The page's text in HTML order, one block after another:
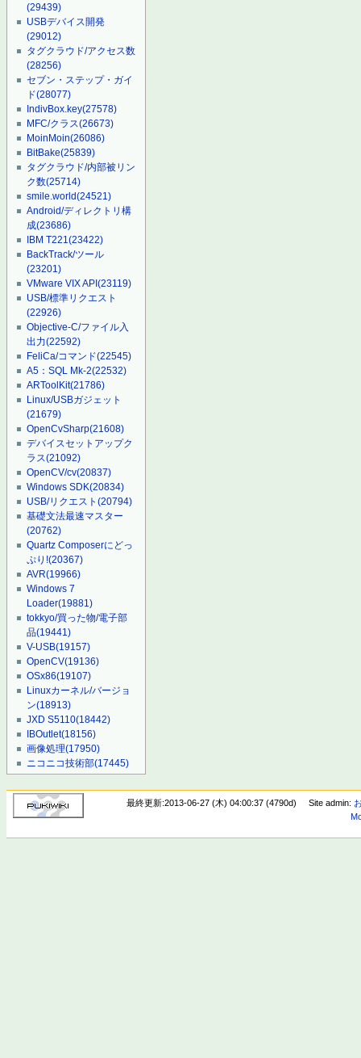
(29439)
USBデバイス開発
(29012)
タグクラウド/アクセス数
(28256)
セブン・ステップ・ガイ
ド(28077)
IndivBox.key(27578)
MFC/クラス(26673)
MoinMoin(26086)
BitBake(25839)
タグクラウド/内部被リン
ク数(25714)
smile.world(24521)
Android/ディレクトリ構
成(23686)
IBM T221(23422)
BackTrack/ツール
(23201)
VMware VIX API(23119)
USB/標準リクエスト
(22926)
Objective-C/ファイル入
出力(22592)
FeliCa/コマンド(22545)
A5：SQL Mk-2(22532)
ARToolKit(21786)
Linux/USBガジェット
(21679)
OpenCvSharp(21608)
デバイスセットアップク
ラス(21092)
OpenCV/cv(20837)
Windows SDK(20834)
USB/リクエスト(20794)
基礎文法最速マスター
(20762)
Quartz Composerにどっ
ぷり!(20367)
AVR(19966)
Windows 7
Loader(19881)
tokkyo/買った物/電子部
品(19441)
V-USB(19157)
OpenCV(19136)
OSx86(19107)
Linuxカーネル/バージョ
ン(18913)
JXD S5110(18442)
IBOutlet(18156)
画像処理(17950)
ニコニコ技術部(17445)
最終更新:2013-06-27 (木) 04:00:37 (4790d) Site admin: